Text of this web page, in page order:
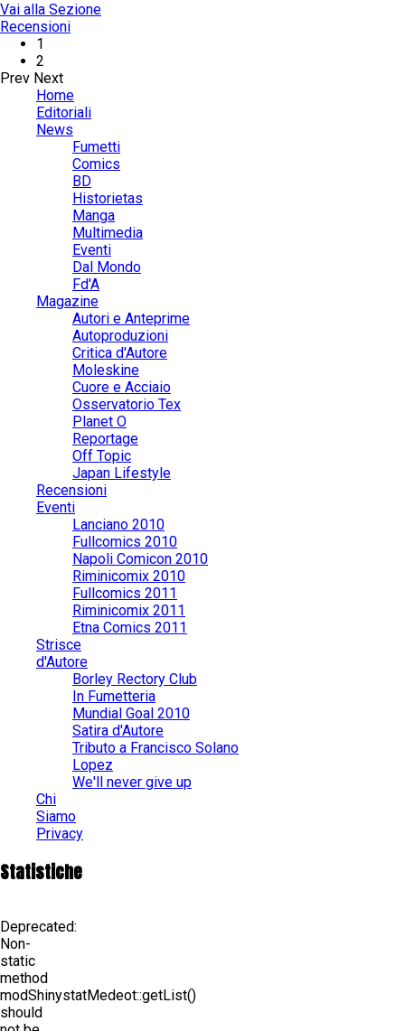
Vai alla Sezione
Recensioni
1
2
Prev Next
Home
Editoriali
News
Fumetti
Comics
BD
Historietas
Manga
Multimedia
Eventi
Dal Mondo
Fd'A
Magazine
Autori e Anteprime
Autoproduzioni
Critica d'Autore
Moleskine
Cuore e Acciaio
Osservatorio Tex
Planet O
Reportage
Off Topic
Japan Lifestyle
Recensioni
Eventi
Lanciano 2010
Fullcomics 2010
Napoli Comicon 2010
Riminicomix 2010
Fullcomics 2011
Riminicomix 2011
Etna Comics 2011
Strisce
d'Autore
Borley Rectory Club
In Fumetteria
Mundial Goal 2010
Satira d'Autore
Tributo a Francisco Solano
Lopez
We'll never give up
Chi
Siamo
Privacy
Statistiche
Deprecated:
Non-
static
method
modShinystatMedeot::getList()
should